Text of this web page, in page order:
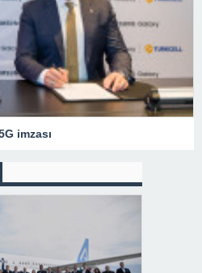
imzası